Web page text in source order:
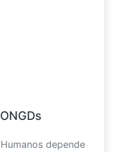
depende